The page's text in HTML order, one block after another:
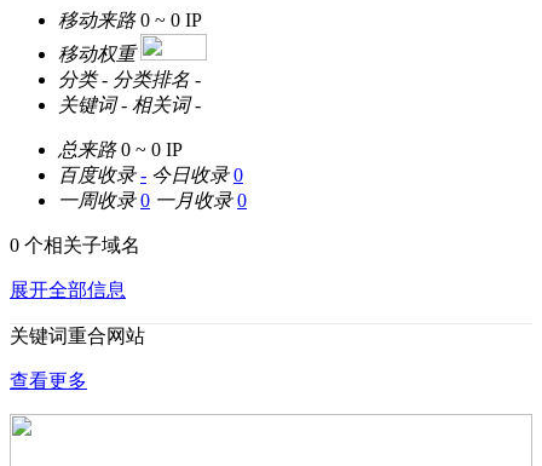
移动来路 0 ~ 0 IP
移动权重
分类 - 分类排名 -
关键词 - 相关词 -
总来路 0 ~ 0 IP
百度收录 - 今日收录 0
一周收录 0 一月收录 0
0 个相关子域名
展开全部信息
关键词重合网站
查看更多